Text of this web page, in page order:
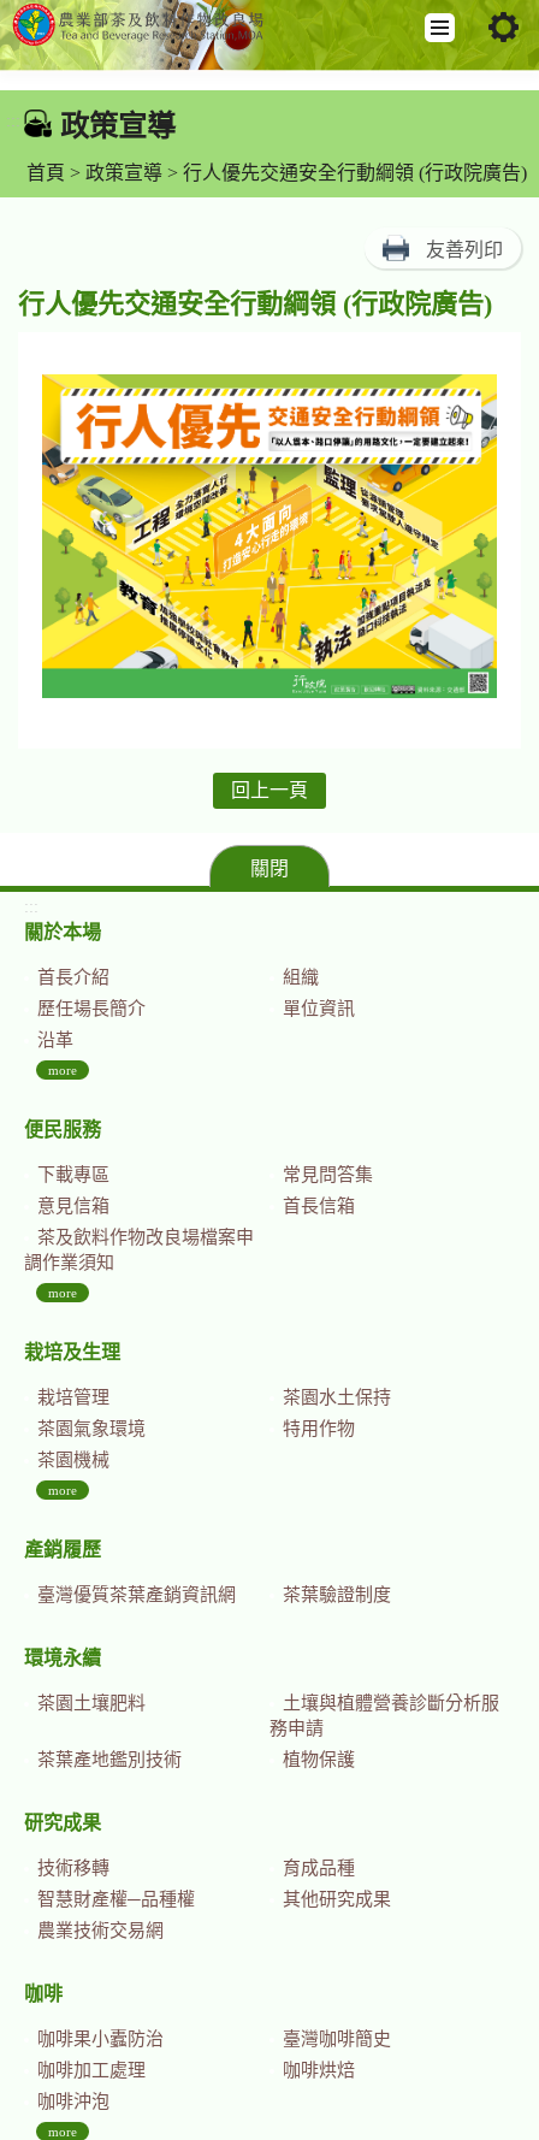
內
::: 政策宣導
首頁 > 政策宣導 > 行人優先交通安全行動綱領 (行政院廣告)
友善列印
行人優先交通安全行動綱領 (行政院廣告)
回上一頁
關閉
:::
關於本場
首長介紹
組織
歷任場長簡介
單位資訊
沿革
more
便民服務
下載專區
常見問答集
意見信箱
首長信箱
茶及飲料作物改良場檔案申
調作業須知
more
栽培及生理
栽培管理
茶園水土保持
茶園氣象環境
特用作物
茶園機械
more
產銷履歷
臺灣優質茶葉產銷資訊網 茶葉驗證制度
環境永續
茶園土壤肥料
土壤與植體營養診斷分析服
務申請
茶葉產地鑑別技術
植物保護
研究成果
技術移轉
育成品種
智慧財產權─品種權
其他研究成果
農業技術交易網
咖啡
咖啡果小蠹防治
臺灣咖啡簡史
咖啡加工處理
咖啡烘焙
咖啡沖泡
more